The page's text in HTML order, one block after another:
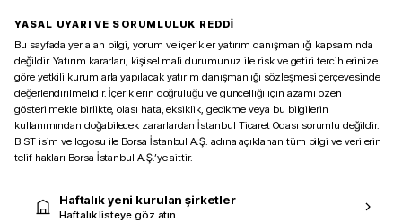
YASAL UYARI VE SORUMLULUK REDDİ
Bu sayfada yer alan bilgi, yorum ve içerikler yatırım danışmanlığı kapsamında
değildir. Yatırım kararları, kişisel mali durumunuz ile risk ve getiri tercihlerinize
göre yetkili kurumlarla yapılacak yatırım danışmanlığı sözleşmesi çerçevesinde
değerlendirilmelidir. İçeriklerin doğruluğu ve güncelliği için azami özen
gösterilmekle birlikte, olası hata, eksiklik, gecikme veya bu bilgilerin
kullanımından doğabilecek zararlardan İstanbul Ticaret Odası sorumlu değildir.
BIST isim ve logosu ile Borsa İstanbul A.Ş. adına açıklanan tüm bilgi ve verilerin
telif hakları Borsa İstanbul A.Ş.’ye aittir.
Haftalık yeni kurulan şirketler
Haftalık listeye göz atın